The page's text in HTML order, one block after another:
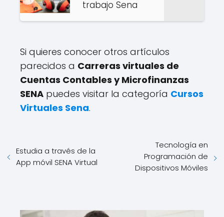
trabajo Sena
Si quieres conocer otros artículos
parecidos a Carreras virtuales de
Cuentas Contables y Microfinanzas
SENA puedes visitar la categoría Cursos
Virtuales Sena.
Estudia a través de la
App móvil SENA Virtual
Tecnología en
Programación de
Dispositivos Móviles